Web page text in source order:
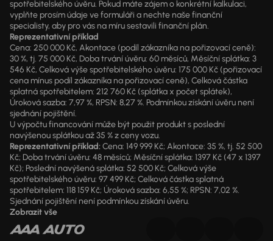
spotřebitelského úvěru. Pokud máte zájem o konkrétní kalkulaci,
vyplňte prosím údaje ve formuláři a nechte naše finanční
specialisty, aby pro vás na míru sestavili finanční plán.
Reprezentativní příklad
Cena: 250 000 Kč, Akontace (podíl zákazníka na pořizovací ceně):
30 %, tj. 75 000 Kč, Doba trvání úvěru: 60 měsíců, Měsíční splátka: 3
546 Kč, Celková výše spotřebitelského úvěru: 175 000 Kč (pořizovací
cena mínus podíl zákazníka na pořizovací ceně), Celková částka
splatná spotřebitelem: 212 760 Kč (splátka x počet splátek),
Úroková sazba: 7,97 %, RPSN: 8,27 %. Podmínkou získání úvěru není
sjednání pojištění.
U výpočtu financování může být použit produkt s poslední
navýšenou splátkou až 35 % z ceny vozu.
Reprezentativní příklad:Cena: 149 999 Kč; Akontace: 35 %, tj. 52 500
Kč; Doba trvání úvěru: 48 měsíců; Měsíční splátka: 1397 Kč (47 x 1397
Kč); Poslední navýšená splátka: 52 500 Kč; Celková výše
spotřebitelského úvěru: 97 499 Kč; Celková částka splatná
spotřebitelem: 118 159 Kč; Úroková sazba: 6,55 %; RPSN: 7,02 %.
Sjednání pojištění není podmínkou získání úvěru.
Zobrazit vše